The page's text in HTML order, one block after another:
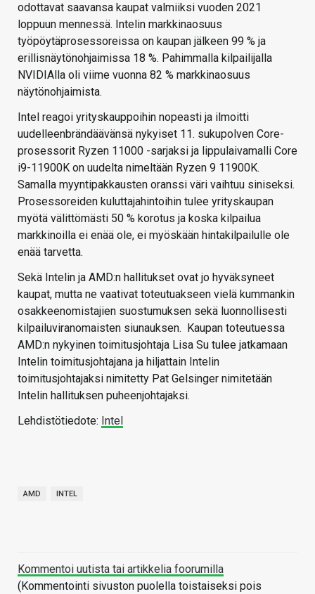
odottavat saavansa kaupat valmiiksi vuoden 2021
loppuun mennessä. Intelin markkinaosuus
työpöytäprosessoreissa on kaupan jälkeen 99 % ja
erillisnäytönohjaimissa 18 %. Pahimmalla kilpailijalla
NVIDIAlla oli viime vuonna 82 % markkinaosuus
näytönohjaimista.
Intel reagoi yrityskauppoihin nopeasti ja ilmoitti
uudelleenbrändäävänsä nykyiset 11. sukupolven Core-
prosessorit Ryzen 11000 -sarjaksi ja lippulaivamalli Core
i9-11900K on uudelta nimeltään Ryzen 9 11900K.
Samalla myyntipakkausten oranssi väri vaihtuu siniseksi.
Prosessoreiden kuluttajahintoihin tulee yrityskaupan
myötä välittömästi 50 % korotus ja koska kilpailua
markkinoilla ei enää ole, ei myöskään hintakilpailulle ole
enää tarvetta.
Sekä Intelin ja AMD:n hallitukset ovat jo hyväksyneet
kaupat, mutta ne vaativat toteutuakseen vielä kummankin
osakkeenomistajien suostumuksen sekä luonnollisesti
kilpailuviranomaisten siunauksen. Kaupan toteutuessa
AMD:n nykyinen toimitusjohtaja Lisa Su tulee jatkamaan
Intelin toimitusjohtajana ja hiljattain Intelin
toimitusjohtajaksi nimitetty Pat Gelsinger nimitetään
Intelin hallituksen puheenjohtajaksi.
Lehdistötiedote: Intel
AMD INTEL
Kommentoi uutista tai artikkelia foorumilla
(Kommentointi sivuston puolella toistaiseksi pois